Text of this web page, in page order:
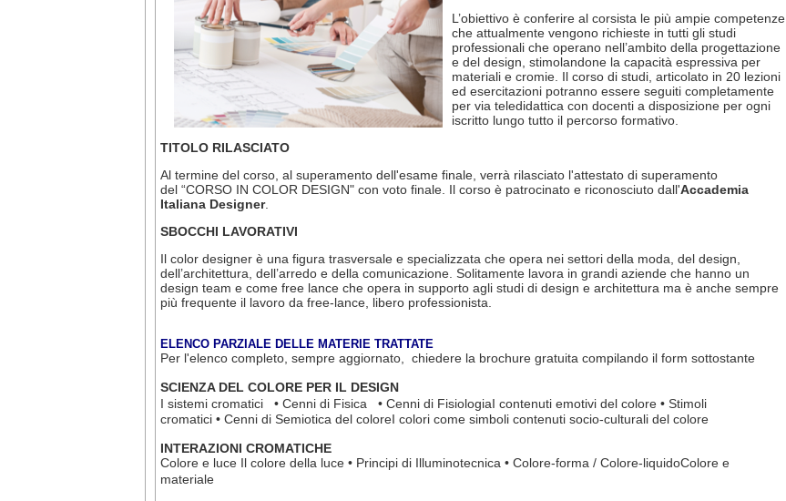
L’obiettivo è conferire al corsista le più ampie competenze
che attualmente vengono richieste in tutti gli studi
professionali che operano nell’ambito della progettazione
e del design, stimolandone la capacità espressiva per
materiali e cromie. Il corso di studi, articolato in 20 lezioni
ed esercitazioni potranno essere seguiti completamente
per via teledidattica con docenti a disposizione per ogni
iscritto lungo tutto il percorso formativo.
TITOLO RILASCIATO
Al termine del corso, al superamento dell'esame finale, verrà rilasciato l'attestato di superamento
del “CORSO IN COLOR DESIGN" con voto finale. Il corso è patrocinato e riconosciuto dall'Accademia
Italiana Designer.
SBOCCHI LAVORATIVI
Il color designer è una figura trasversale e specializzata che opera nei settori della moda, del design,
dell’architettura, dell’arredo e della comunicazione. Solitamente lavora in grandi aziende che hanno un
design team e come free lance che opera in supporto agli studi di design e architettura ma è anche sempre
più frequente il lavoro da free-lance, libero professionista.
ELENCO PARZIALE DELLE MATERIE TRATTATE
Per l'elenco completo, sempre aggiornato, chiedere la brochure gratuita compilando il form sottostante
SCIENZA DEL COLORE PER IL DESIGN
I sistemi cromatici • Cenni di Fisica • Cenni di FisiologiaI contenuti emotivi del colore • Stimoli
cromatici • Cenni di Semiotica del coloreI colori come simboli contenuti socio-culturali del colore
INTERAZIONI CROMATICHE
Colore e luce Il colore della luce • Principi di Illuminotecnica • Colore-forma / Colore-liquidoColore e
materiale